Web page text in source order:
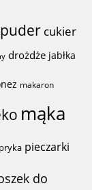
cukier
drożdże jabłka
makaron
mąka
pieczarki
do